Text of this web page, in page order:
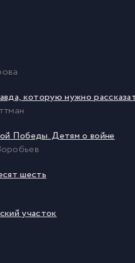
которую нужно
Победы. Детям о войне
шесть
участок